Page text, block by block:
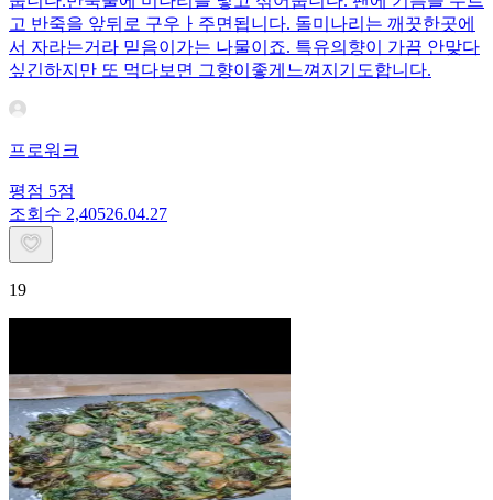
고 반죽을 앞뒤로 구우ㅏ주면됩니다. 돌미나리는 깨끗한곳에
서 자라는거라 믿음이가는 나물이죠. 특유의향이 가끔 안맞다
싶긴하지만 또 먹다보면 그향이좋게느껴지기도합니다.
프로워크
평점 5점
조회수 2,40526.04.27
19